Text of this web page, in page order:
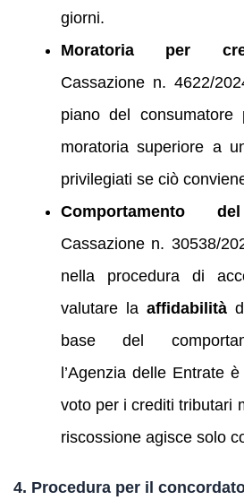
giorni.
Moratoria per
Cassazione n. 4622/
piano del consumatore
moratoria superiore a
privilegiati se ciò
Comportamento
Cassazione n. 30538/
nella procedura di
valutare la affidabilità
base del
l’Agenzia delle Entrate
voto per i crediti tributari
riscossione agisce solo
4. Procedura per il